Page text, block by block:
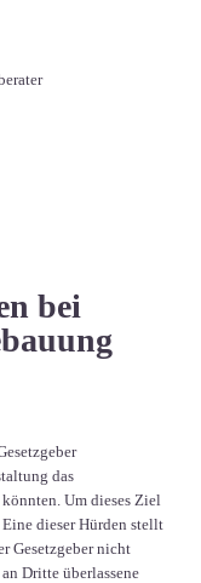
bei
das
Um dieses Ziel
dieser Hürden stellt
Gesetzgeber nicht
Dritte überlassene